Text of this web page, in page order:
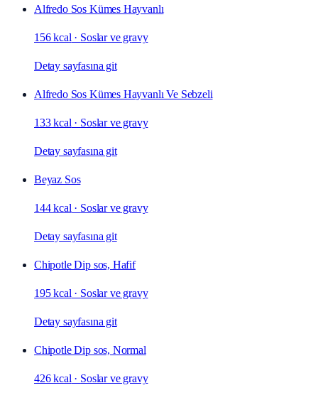
Alfredo Sos Kümes Hayvanlı
156 kcal · Soslar ve gravy
Detay sayfasına git
Alfredo Sos Kümes Hayvanlı Ve Sebzeli
133 kcal · Soslar ve gravy
Detay sayfasına git
Beyaz Sos
144 kcal · Soslar ve gravy
Detay sayfasına git
Chipotle Dip sos, Hafif
195 kcal · Soslar ve gravy
Detay sayfasına git
Chipotle Dip sos, Normal
426 kcal · Soslar ve gravy